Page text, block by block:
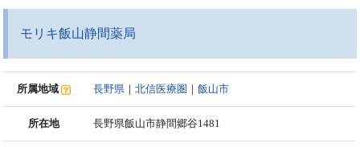
モリキ飯山静間薬局
所属地域 長野県 ｜北信医療圏 ｜飯山市
所在地 長野県飯山市静間郷谷1481